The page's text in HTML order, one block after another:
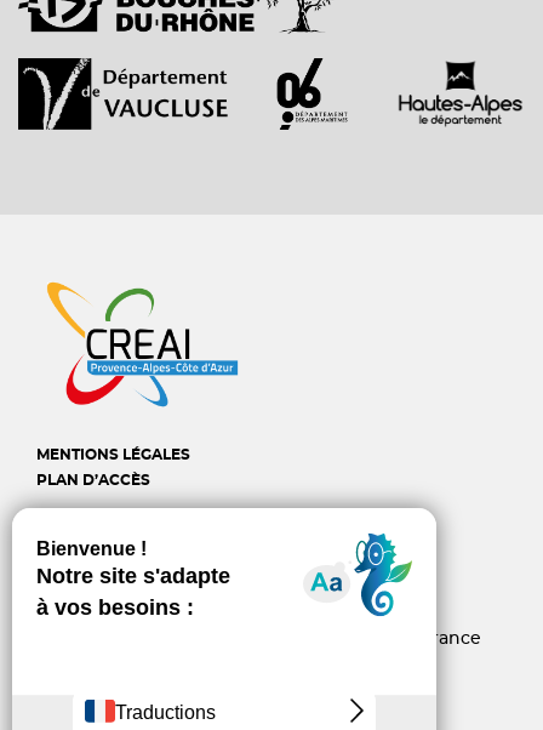
MENTIONS LÉGALES
PLAN D’ACCÈS
CREAI Provence-Alpes-
Côte d'Azur
6, rue d’Arcole - 13006 Marseille - France